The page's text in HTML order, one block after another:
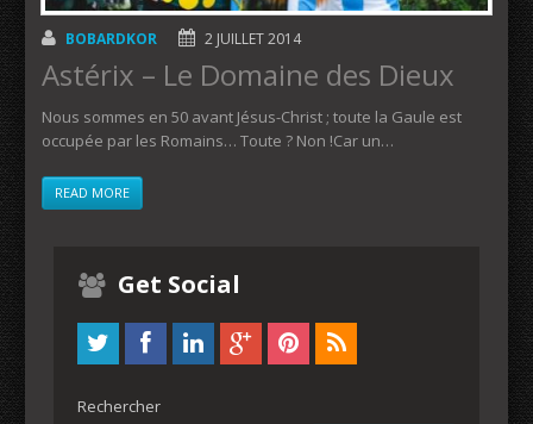
BOBARDKOR 2 JUILLET 2014
Astérix – Le Domaine des Dieux
Nous sommes en 50 avant Jésus-Christ ; toute la Gaule est
occupée par les Romains… Toute ? Non !Car un…
READ MORE
Get Social
Rechercher